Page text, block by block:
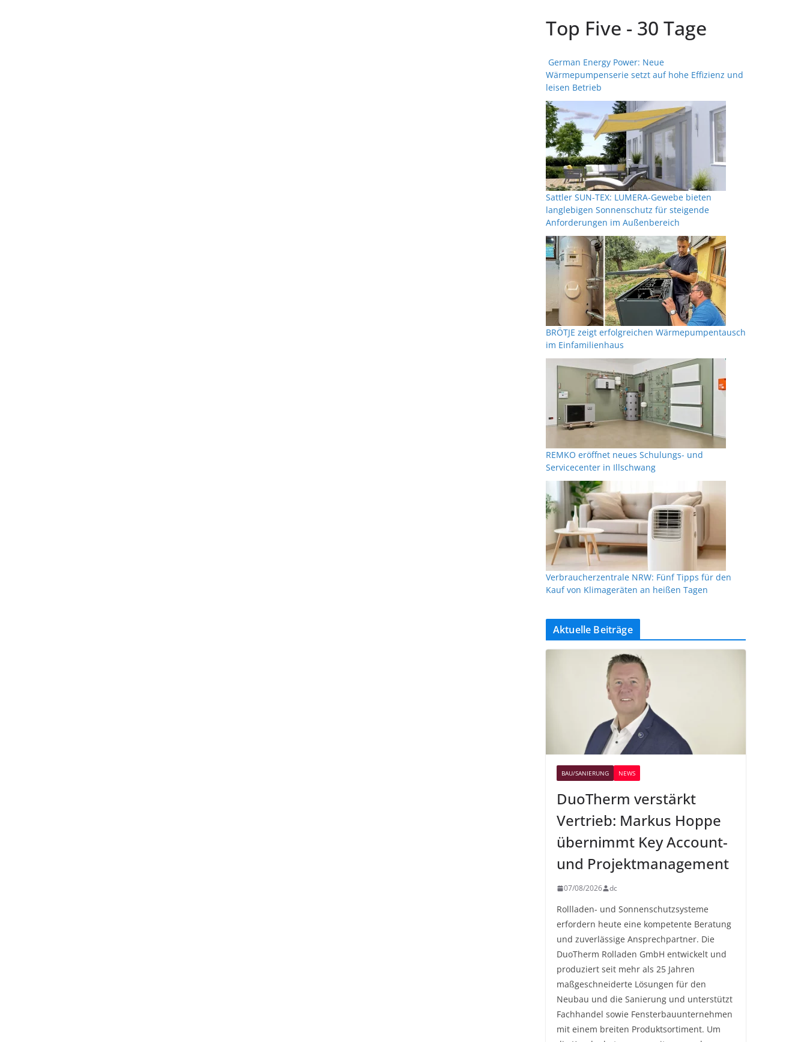
Top Five - 30 Tage
German Energy Power: Neue
Wärmepumpenserie setzt auf hohe Effizienz und
leisen Betrieb
Sattler SUN-TEX: LUMERA-Gewebe bieten
langlebigen Sonnenschutz für steigende
Anforderungen im Außenbereich
BRÖTJE zeigt erfolgreichen Wärmepumpentausch
im Einfamilienhaus
REMKO eröffnet neues Schulungs- und
Servicecenter in Illschwang
Verbraucherzentrale NRW: Fünf Tipps für den
Kauf von Klimageräten an heißen Tagen
Aktuelle Beiträge
BAU/SANIERUNG NEWS
DuoTherm verstärkt
Vertrieb: Markus Hoppe
übernimmt Key Account-
und Projektmanagement
07/08/2026 dc
Rollladen- und Sonnenschutzsysteme
erfordern heute eine kompetente Beratung
und zuverlässige Ansprechpartner. Die
DuoTherm Rolladen GmbH entwickelt und
produziert seit mehr als 25 Jahren
maßgeschneiderte Lösungen für den
Neubau und die Sanierung und unterstützt
Fachhandel sowie Fensterbauunternehmen
mit einem breiten Produktsortiment. Um